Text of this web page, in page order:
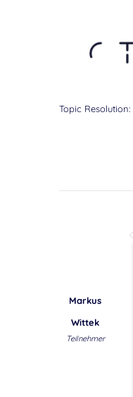
Topic Resolution:
Markus
Wittek
Teilnehmer